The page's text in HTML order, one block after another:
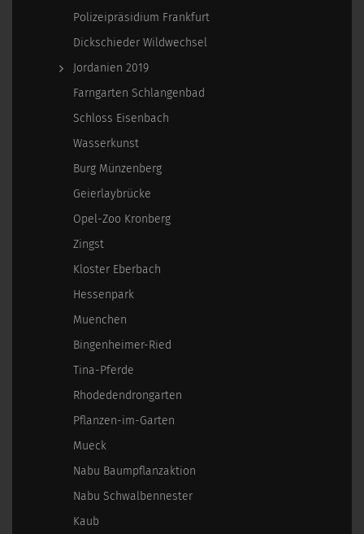
Polizeipräsidium Frankfurt
Dickschieder Wildwechsel
Jordanien 2019
Farngarten Schlangenbad
Schloss Eisenbach
Wasserkunst
Burg Münzenberg
Geierlaybrücke
Opel-Zoo Kronberg
Zingst
Kloster Eberbach
Hessenpark
Muenchen
Bingenheimer-Ried
Tina-Pferde
Rhodedendrongarten
Pflanzen-im-Garten
Mueck
Nabu Baumpflanzaktion
Nabu Schwalbennester
Kaub